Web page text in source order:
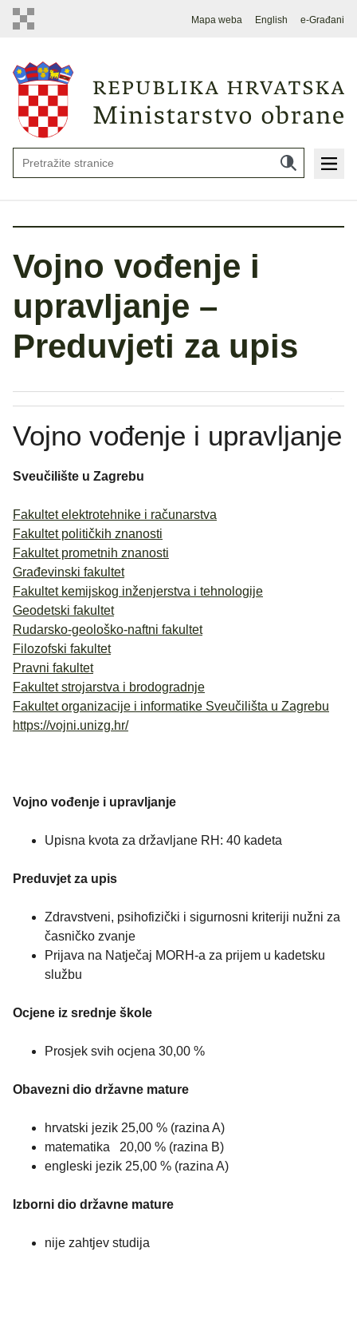
Mapa weba English e-Građani
Vojno vođenje i
upravljanje –
Preduvjeti za upis
Vojno vođenje i upravljanje
Sveučilište u Zagrebu
Fakultet elektrotehnike i računarstva
Fakultet političkih znanosti
Fakultet prometnih znanosti
Građevinski fakultet
Fakultet kemijskog inženjerstva i tehnologije
Geodetski fakultet
Rudarsko-geološko-naftni fakultet
Filozofski fakultet
Pravni fakultet
Fakultet strojarstva i brodogradnje
Fakultet organizacije i informatike Sveučilišta u Zagrebu
https://vojni.unizg.hr/
Vojno vođenje i upravljanje
Upisna kvota za državljane RH: 40 kadeta
Preduvjet za upis
Zdravstveni, psihofizički i sigurnosni kriteriji nužni za
časničko zvanje
Prijava na Natječaj MORH-a za prijem u kadetsku
službu
Ocjene iz srednje škole
Prosjek svih ocjena 30,00 %
Obavezni dio državne mature
hrvatski jezik 25,00 % (razina A)
matematika 20,00 % (razina B)
engleski jezik 25,00 % (razina A)
Izborni dio državne mature
nije zahtjev studija